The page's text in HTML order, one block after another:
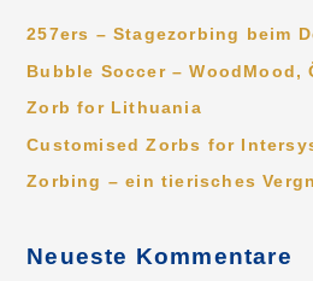
e
n
n
257ers – Stagezorbing beim
Bubble Soccer – WoodMood,
Zorb for Lithuania
Customised Zorbs for
Zorbing – ein tierisches
Neueste Kommentare